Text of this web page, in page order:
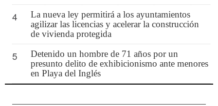
4
La nueva ley permitirá a los ayuntamientos
agilizar las licencias y acelerar la construcción
de vivienda protegida
5
Detenido un hombre de 71 años por un
presunto delito de exhibicionismo ante menores
en Playa del Inglés